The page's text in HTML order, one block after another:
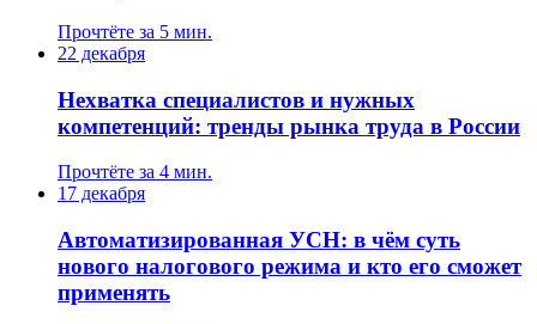
Прочтёте за 5 мин.
22 декабря
Нехватка специалистов и нужных
компетенций: тренды рынка труда в России
Прочтёте за 4 мин.
17 декабря
Автоматизированная УСН: в чём суть
нового налогового режима и кто его сможет
применять